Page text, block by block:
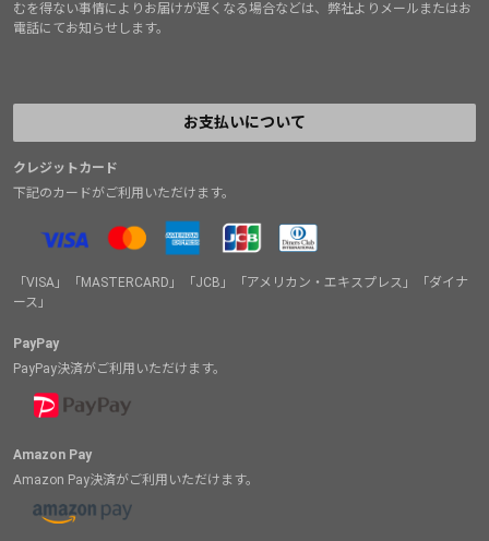
むを得ない事情によりお届けが遅くなる場合などは、弊社よりメールまたはお
電話にてお知らせします。
お支払いについて
クレジットカード
下記のカードがご利用いただけます。
「VISA」「MASTERCARD」「JCB」「アメリカン・エキスプレス」「ダイナ
ース」
PayPay
PayPay決済がご利用いただけます。
Amazon Pay
Amazon Pay決済がご利用いただけます。